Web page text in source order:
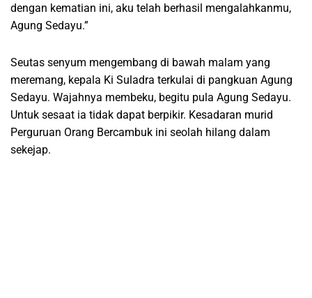
dengan kematian ini, aku telah berhasil mengalahkanmu,
Agung Sedayu.”
Seutas senyum mengembang di bawah malam yang
meremang, kepala Ki Suladra terkulai di pangkuan Agung
Sedayu. Wajahnya membeku, begitu pula Agung Sedayu.
Untuk sesaat ia tidak dapat berpikir. Kesadaran murid
Perguruan Orang Bercambuk ini seolah hilang dalam
sekejap.